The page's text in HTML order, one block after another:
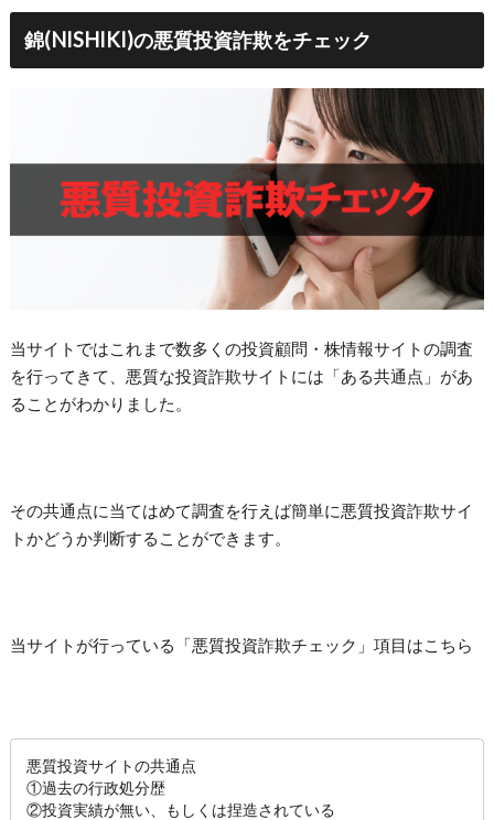
錦(NISHIKI)の悪質投資詐欺をチェック
当サイトではこれまで数多くの投資顧問・株情報サイトの調査
を行ってきて、悪質な投資詐欺サイトには「ある共通点」があ
ることがわかりました。
その共通点に当てはめて調査を行えば簡単に悪質投資詐欺サイ
トかどうか判断することができます。
当サイトが行っている「悪質投資詐欺チェック」項目はこちら
悪質投資サイトの共通点
①過去の行政処分歴
②投資実績が無い、もしくは捏造されている